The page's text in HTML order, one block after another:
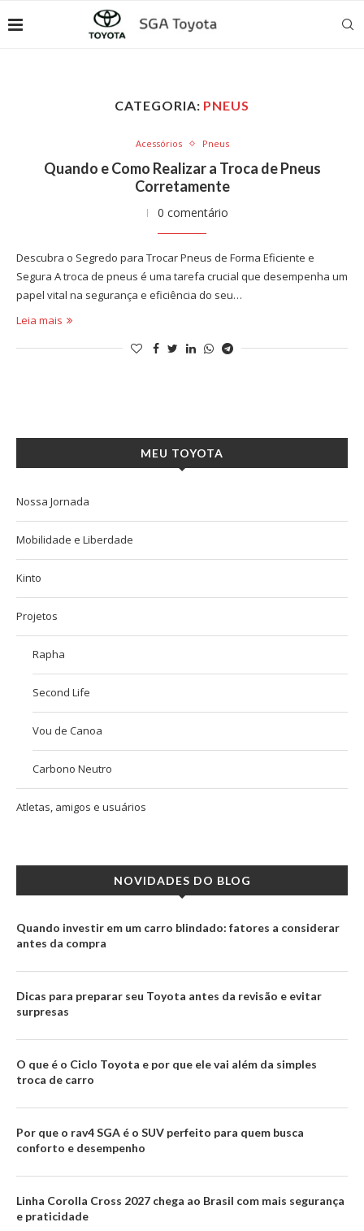
CATEGORIA: PNEUS
Acessórios Pneus
Quando e Como Realizar a Troca de Pneus
Corretamente
0 comentário
Descubra o Segredo para Trocar Pneus de Forma Eficiente e
Segura A troca de pneus é uma tarefa crucial que desempenha um
papel vital na segurança e eficiência do seu…
Leia mais
MEU TOYOTA
Nossa Jornada
Mobilidade e Liberdade
Kinto
Projetos
Rapha
Second Life
Vou de Canoa
Carbono Neutro
Atletas, amigos e usuários
NOVIDADES DO BLOG
Quando investir em um carro blindado: fatores a considerar
antes da compra
Dicas para preparar seu Toyota antes da revisão e evitar
surpresas
O que é o Ciclo Toyota e por que ele vai além da simples
troca de carro
Por que o rav4 SGA é o SUV perfeito para quem busca
conforto e desempenho
Linha Corolla Cross 2027 chega ao Brasil com mais segurança
e praticidade